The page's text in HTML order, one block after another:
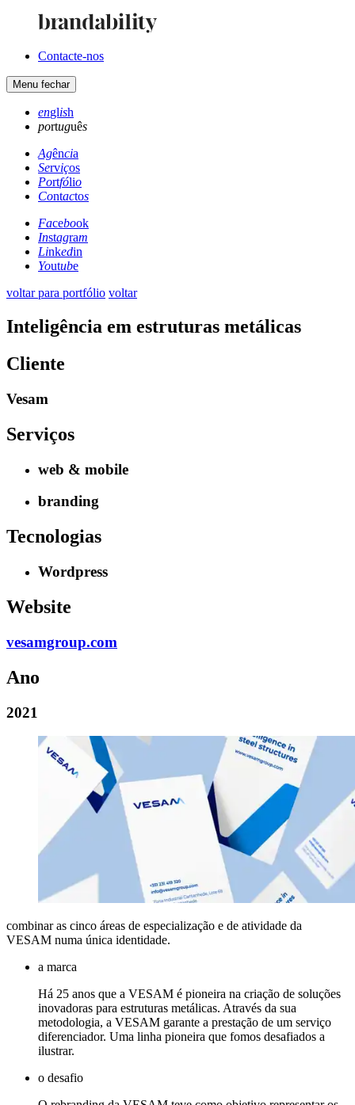
Contacte-nos
Menu fechar
english
português
Agência
Serviços
Portfólio
Contactos
Facebook
Instagram
Linkedin
Youtube
voltar para portfólio voltar
Inteligência em estruturas metálicas
Cliente
Vesam
Serviços
web & mobile
branding
Tecnologias
Wordpress
Website
vesamgroup.com
Ano
2021
combinar as cinco áreas de especialização e de atividade da
VESAM numa única identidade.
a marca
Há 25 anos que a VESAM é pioneira na criação de soluções
inovadoras para estruturas metálicas. Através da sua
metodologia, a VESAM garante a prestação de um serviço
diferenciador. Uma linha pioneira que fomos desafiados a
ilustrar.
o desafio